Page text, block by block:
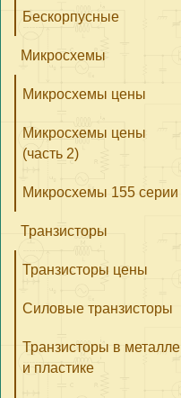
Бескорпусные
Микросхемы
Микросхемы цены
Микросхемы цены
(часть 2)
Микросхемы 155 серии
Транзисторы
Транзисторы цены
Силовые транзисторы
Транзисторы в металле
и пластике